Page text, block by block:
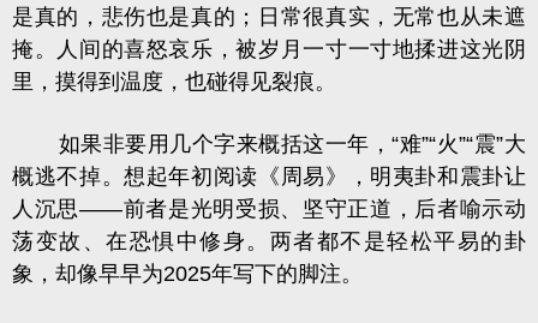
是真的，悲伤也是真的 ；日常很真实，无常也从未遮
掩。人间的喜怒哀乐，被岁月一寸一寸地揉进这光阴
里，摸得到温度，也碰得见裂痕。
如果非要用几个字来概括这一年，“难”“火”“震”大
概逃不掉。想起年初阅读 《周易》
，明夷卦和震卦让
人沉思——前者是光明受损、坚守正道，后者喻示动
荡变故、在恐惧中修身。两者都不是轻松平易的卦
象，却像早早为2025年写下的脚注。